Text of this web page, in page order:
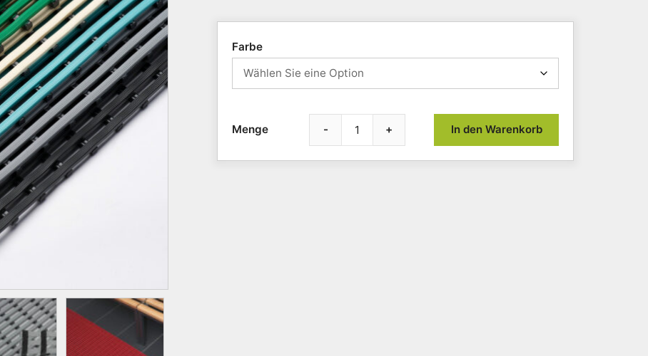
Farbe
-
Bodenrost
+ In den Warenkorb